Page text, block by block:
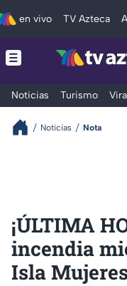
en vivo TV Azteca
Noticias Turismo
Noticias Nota
¡ÚLTIMA
incendia
Isla